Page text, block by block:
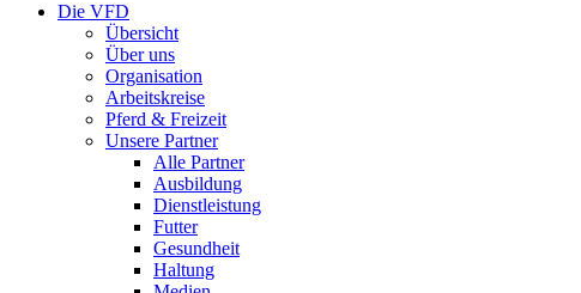
Die VFD
Übersicht
Über uns
Organisation
Arbeitskreise
Pferd & Freizeit
Unsere Partner
Alle Partner
Ausbildung
Dienstleistung
Futter
Gesundheit
Haltung